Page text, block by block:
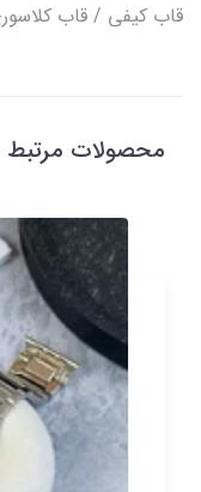
قاب کیفی / قاب
محصولات مرتبط